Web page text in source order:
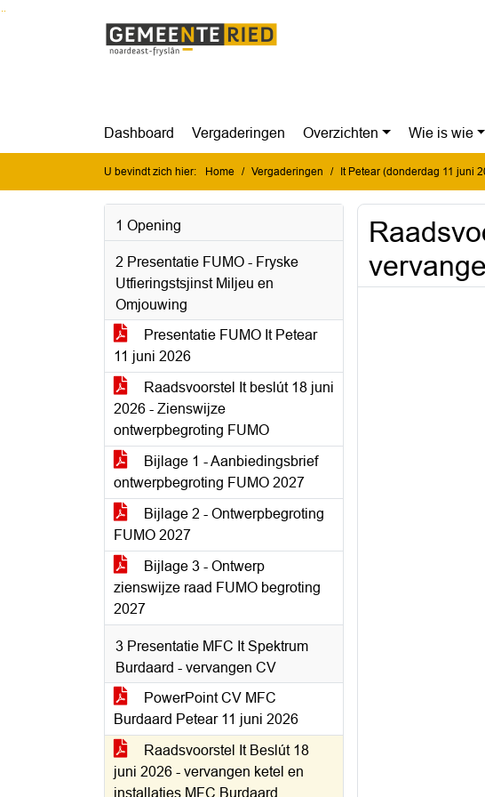
Ga naar de inhoud van deze pagina
Ga naar het zoeken
Ga naar het menu
Dashboard Vergaderingen Overzichten Wie is wie
U bevindt zich hier: Home Vergaderingen It Petear (donderdag 11 juni
1 Opening
2 Presentatie FUMO - Fryske
Utfieringstsjinst Miljeu en
Omjouwing
Presentatie FUMO It Petear
11 juni 2026
Raadsvoorstel It beslút 18 juni
2026 - Zienswijze
ontwerpbegroting FUMO
Bijlage 1 - Aanbiedingsbrief
ontwerpbegroting FUMO 2027
Bijlage 2 - Ontwerpbegroting
FUMO 2027
Bijlage 3 - Ontwerp
zienswijze raad FUMO begroting
2027
3 Presentatie MFC It Spektrum
Burdaard - vervangen CV
PowerPoint CV MFC
Burdaard Petear 11 juni 2026
Raadsvoorstel It Beslút 18
juni 2026 - vervangen ketel en
installaties MFC Burdaard